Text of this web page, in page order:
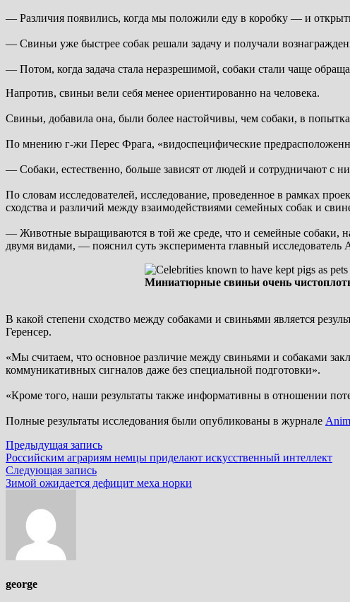
— Различия появились, когда мы положили еду в коробку — и
— Свиньи уже быстрее собак решали задачу и получали
— Потом, когда задача стала неразрешимой, собаки стали чаще
Напротив, свиньи вели себя менее ориентированно на человека.
Свиньи, добавила она, были более настойчивы, чем собаки, в
По мнению г-жи Перес Фрага, «видоспецифические
— Собаки, естественно, больше зависят от людей и сотрудничают с
По словам исследователей, исследование, проведенное в рамках
сходства и различий между взаимодействиями семейных собак и
— Животные выращиваются в той же среде, что и семейные собаки,
двумя видами, — пояснил суть эксперимента главный исследователь
Миниатюрные свиньи очень
В какой степени сходство между собаками и свиньями является
Геренсер.
«Мы считаем, что основное различие между свиньями и собаками
коммуникативных сигналов даже без специальной подготовки».
«Кроме того, наши результаты также информативны в отношении
Полные результаты исследования были опубликованы в журнале
Навигация
по
записям
Предыдущая записьПредыдущая
запись:
Российским аграриям немцы приделают искусственный интеллект
Следующая записьСледующая
запись:
Зимой ожидается дефицит меха норки
george